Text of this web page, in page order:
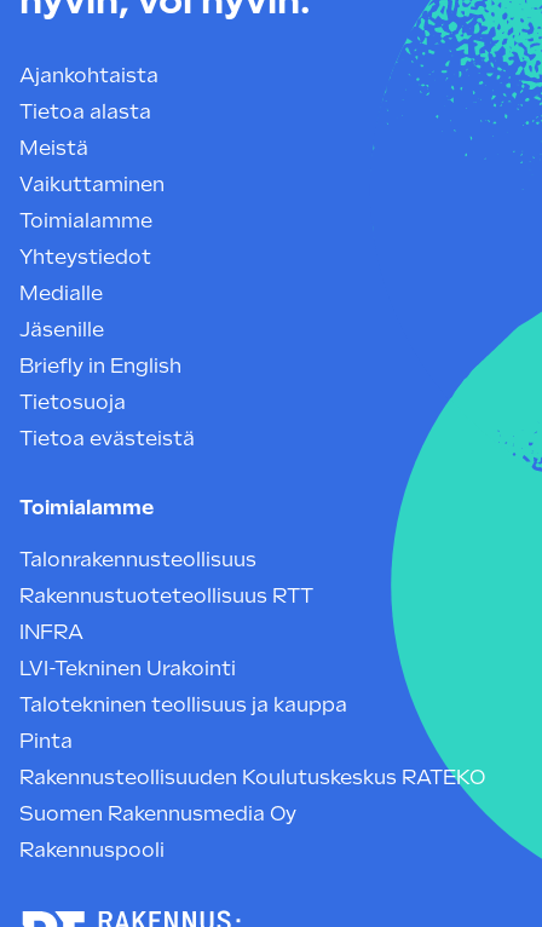
Ajankohtaista
Tietoa alasta
Meistä
Vaikuttaminen
Toimialamme
Yhteystiedot
Medialle
Jäsenille
Briefly in English
Tietosuoja
Tietoa evästeistä
Toimialamme
Talonrakennusteollisuus
Rakennustuoteteollisuus RTT
INFRA
LVI-Tekninen Urakointi
Talotekninen teollisuus ja kauppa
Pinta
Rakennusteollisuuden Koulutuskeskus RATEKO
Suomen Rakennusmedia Oy
Rakennuspooli